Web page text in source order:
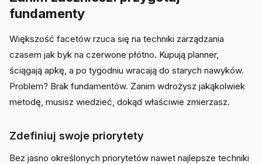
fundamenty
Większość facetów rzuca się na techniki zarządzania
czasem jak byk na czerwone płótno. Kupują planner,
ściągają apkę, a po tygodniu wracają do starych nawyków.
Problem? Brak fundamentów. Zanim wdrożysz jakąkolwiek
metodę, musisz wiedzieć, dokąd właściwie zmierzasz.
Zdefiniuj swoje priorytety
Bez jasno określonych priorytetów nawet najlepsze techniki